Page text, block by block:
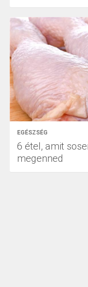
EGÉSZSÉG
6 étel, amit
megenned